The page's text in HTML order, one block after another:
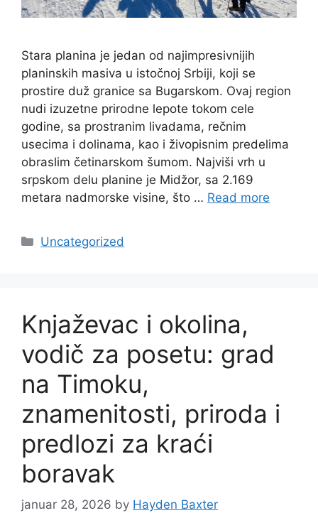
Stara planina je jedan od najimpresivnijih
planinskih masiva u istočnoj Srbiji, koji se
prostire duž granice sa Bugarskom. Ovaj region
nudi izuzetne prirodne lepote tokom cele
godine, sa prostranim livadama, rečnim
usecima i dolinama, kao i živopisnim predelima
obraslim četinarskom šumom. Najviši vrh u
srpskom delu planine je Midžor, sa 2.169
metara nadmorske visine, što … Read more
Categories
Uncategorized
Knjaževac i okolina,
vodič za posetu: grad
na Timoku,
znamenitosti, priroda i
predlozi za kraći
boravak
januar 28, 2026 by Hayden Baxter